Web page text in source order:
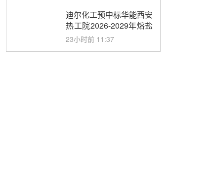
迪尔化工预中标华能西安
热工院2026-2029年熔盐
介质框架协议
23小时前 11:37